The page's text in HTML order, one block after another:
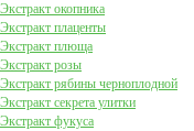
Экстракт окопника
Экстракт плаценты
Экстракт плюща
Экстракт розы
Экстракт рябины черноплодной
Экстракт секрета улитки
Экстракт фукуса